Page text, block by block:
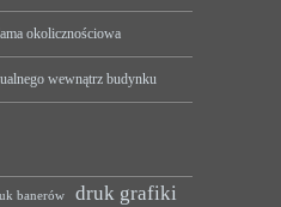
okolicznościowa
wewnątrz budynku
banerów druk grafiki